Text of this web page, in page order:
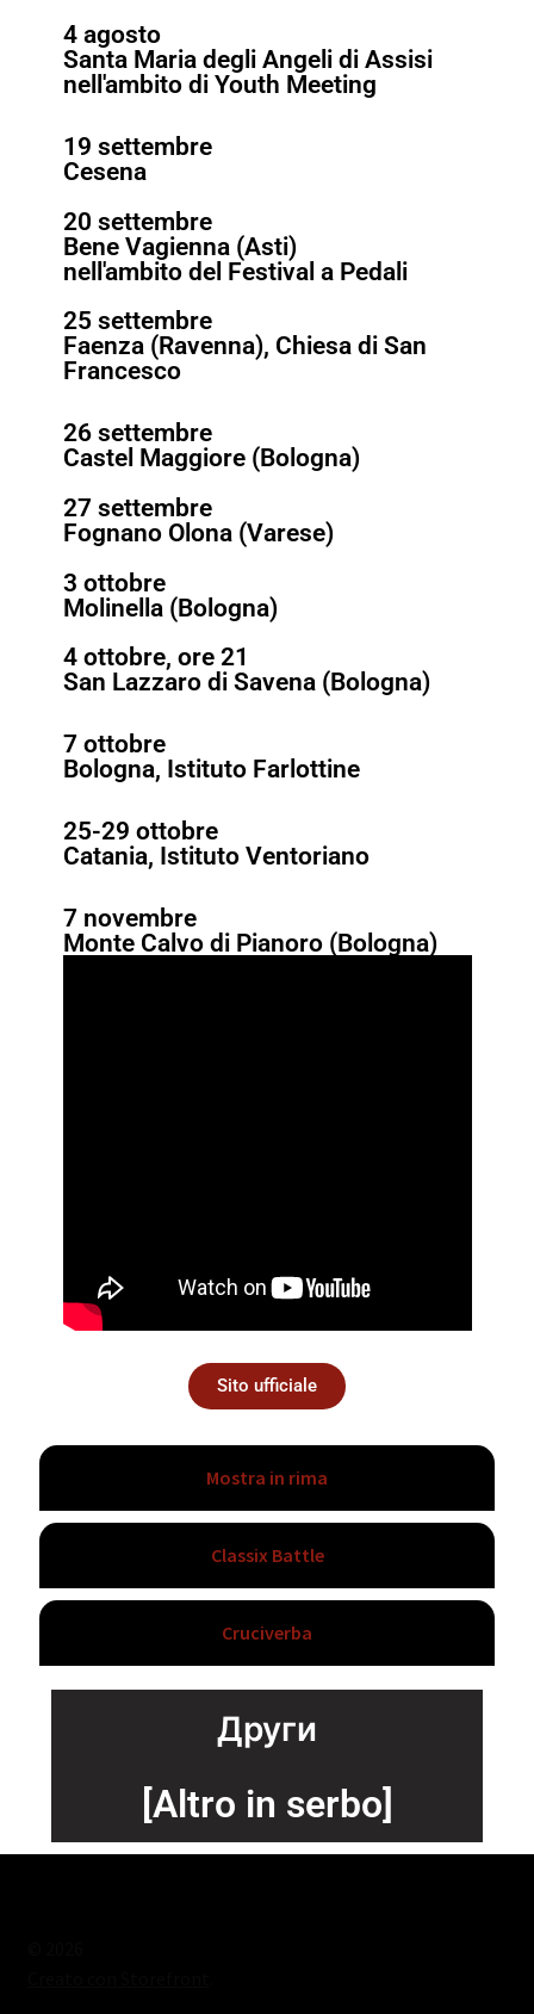
Mostra in rima
Classix Battle
Cruciverba
4 agosto
Santa Maria degli Angeli di Assisi
nell'ambito di Youth Meeting
19 settembre
Cesena
20 settembre
Bene Vagienna (Asti)
nell'ambito del Festival a Pedali
25 settembre
Faenza (Ravenna), Chiesa di San
Francesco
26 settembre
Castel Maggiore (Bologna)
27 settembre
Fognano Olona (Varese)
3 ottobre
Molinella (Bologna)
4 ottobre, ore 21
San Lazzaro di Savena (Bologna)
7 ottobre
Bologna, Istituto Farlottine
25-29 ottobre
Catania, Istituto Ventoriano
7 novembre
Monte Calvo di Pianoro (Bologna)
Sito ufficiale
Други
[Altro in serbo]